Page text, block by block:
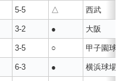
5-5 △ 西武
3-2 ● 大阪
3-5 ○ 甲子園球場
6-3 ● 横浜球場